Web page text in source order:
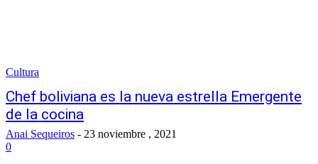
Cultura
Chef boliviana es la nueva estrella Emergente
de la cocina
Anai Sequeiros - 23 noviembre , 2021
0